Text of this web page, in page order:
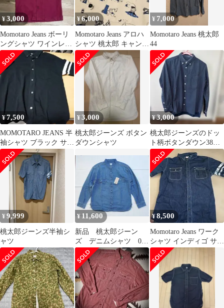
¥3,000
Momotaro Jeans ボーリ
ングシャツ ワインレッ
ド
¥6,000
Momotaro Jeans アロハ
シャツ 桃太郎 キャンプ
柄 42サイズ
¥ 7,000
Momotaro Jeans 桃太郎
44
¥7,500
MOMOTARO JEANS 半
袖シャツ ブラック サイ
ズM
¥3,000
桃太郎ジーンズ ボタン
ダウンシャツ
¥3,000
桃太郎ジーンズのドッ
ト柄ボタンダウン38イ
ンチ
¥9,999
桃太郎ジーンズ半袖シ
ャツ
¥ 11,600
新品 桃太郎ジーン
ズ デニムシャツ 05-
179 サイズ48
¥8,500
Momotaro Jeans ワーク
シャツ インディゴ サイ
ズ44